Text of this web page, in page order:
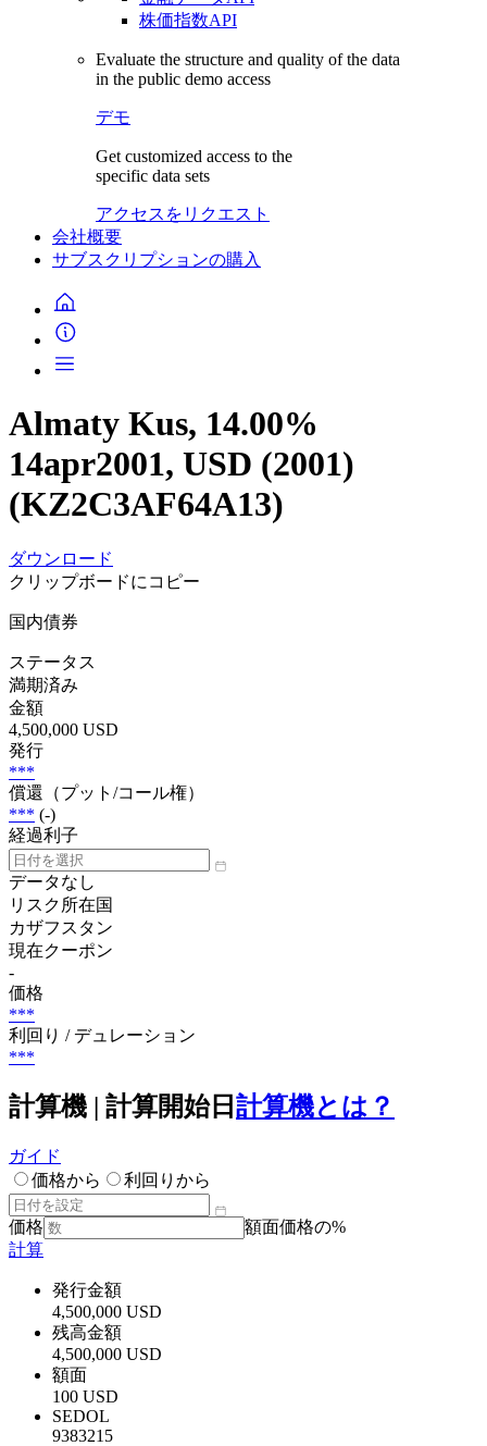
株価指数API
Evaluate the structure and quality of the data
in the public demo access
デモ
Get customized access to the
specific data sets
アクセスをリクエスト
会社概要
サブスクリプションの購入
Almaty Kus, 14.00%
14apr2001, USD (2001)
(KZ2C3AF64A13)
ダウンロード
クリップボードにコピー
国内債券
ステータス
満期済み
金額
4,500,000 USD
発行
***
償還（プット/コール権）
*** (-)
経過利子
データなし
リスク所在国
カザフスタン
現在クーポン
-
価格
***
利回り / デュレーション
***
計算機 | 計算開始日 計算機とは？
ガイド
価格から
利回りから
価格
額面価格の%
計算
発行金額
4,500,000 USD
残高金額
4,500,000 USD
額面
100 USD
SEDOL
9383215